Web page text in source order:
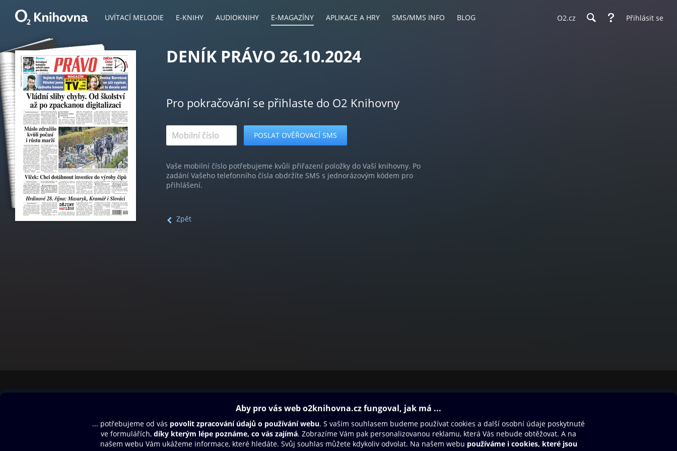
UVÍTACÍ MELODIE E-KNIHY AUDIOKNIHY E-MAGAZÍNY APLIKACE A HRY SMS/MMS INFO BLOG O2.cz Přihlásit se
DENÍK PRÁVO 26.10.2024
Pro pokračování se přihlaste do O2 Knihovny
Vaše mobilní číslo potřebujeme kvůli přiřazení položky do Vaší knihovny. Po
zadání Vašeho telefonního čísla obdržíte SMS s jednorázovým kódem pro
přihlášení.
Zpět
Aplikace a hry
SMS/MMS Info
Blog
Dárkový poukaz
Nápověda
Oneplay Originály
Sport